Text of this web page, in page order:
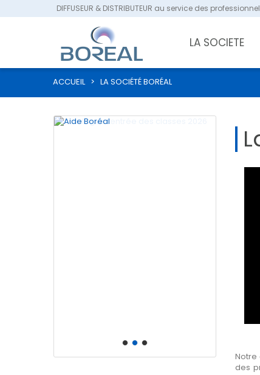
DIFFUSEUR & DISTRIBUTEUR au service des
LA SOCIETE
ACCUEIL > LA SOCIÉTÉ BORÉAL
Notre
des